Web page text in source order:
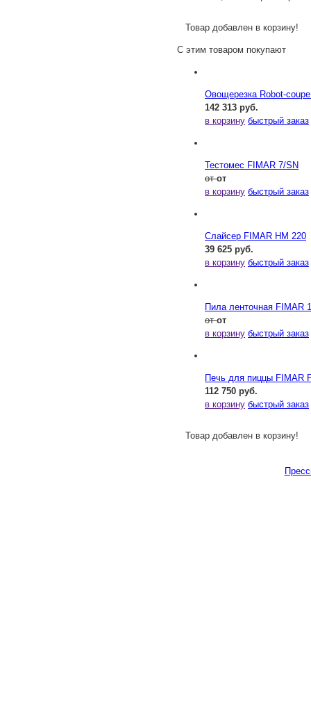
Товар добавлен в корзину!
С этим товаром покупают
Овощерезка Robot-
142 313 руб.
в корзину быстрый заказ
Тестомес FIMAR 7/SN
отот
в корзину быстрый заказ
Слайсер FIMAR HM 220
39 625 руб.
в корзину быстрый заказ
Пила ленточная FIMAR
отот
в корзину быстрый заказ
Печь для пиццы FIMAR
112 750 руб.
в корзину быстрый заказ
Товар добавлен в корзину!